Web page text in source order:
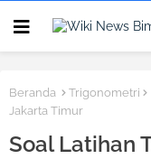
Beranda Trigonometri
Jakarta Timur
Soal Latihan